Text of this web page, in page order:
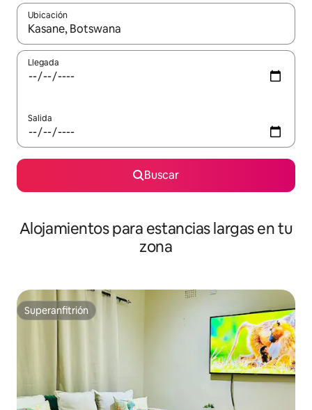
Ubicación
Cuando los resultados estén disponibles, podrás navegar
Llegada
Salida
Buscar
Alojamientos para estancias largas en tu
zona
Superanfitrión
Superanfitrión